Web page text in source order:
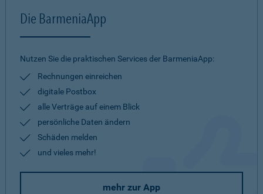
Die BarmeniaApp
Nutzen Sie die praktischen Services der BarmeniaApp:
Rechnungen einreichen
digitale Postbox
alle Verträge auf einem Blick
persönliche Daten ändern
Schäden melden
und vieles mehr!
mehr zur App